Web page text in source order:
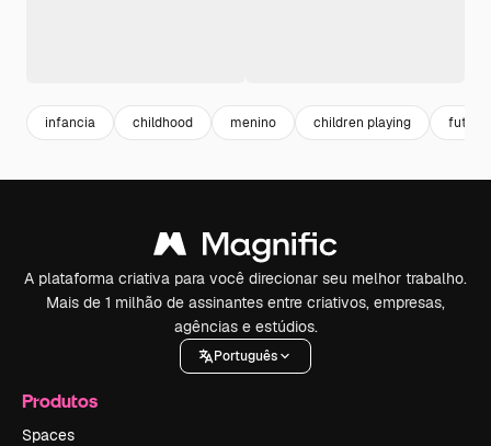
infancia childhood menino children playing
A plataforma criativa para você direcionar seu melhor trabalho.
Mais de 1 milhão de assinantes entre criativos, empresas,
agências e estúdios.
Português
Produtos
Spaces